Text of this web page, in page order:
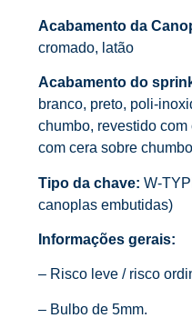
Acabamento da
cromado, latão
Acabamento do
branco, preto, poli-
chumbo, revestido
com cera sobre chumbo
Tipo da chave:W-
canoplas embutidas)
Informações gerais:
– Risco leve / risco
– Bulbo de 5mm.